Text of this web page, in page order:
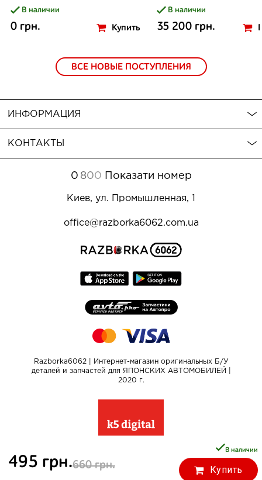
660 грн.
495 грн.
В наличии
Купить
В наличии
0 грн. Купить
В наличии
35 200 грн.
ВСЕ НОВЫЕ ПОСТУПЛЕНИЯ
ИНФОРМАЦИЯ
КОНТАКТЫ
0 800 Показати номер
Киев, ул. Промышленная, 1
office@razborka6062.com.ua
Razborka6062 | Интернет-магазин оригинальных Б/У
деталей и запчастей для ЯПОНСКИХ АВТОМОБИЛЕЙ |
2020 г.